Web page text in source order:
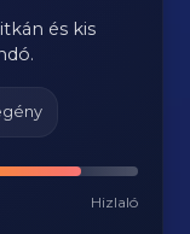
és kis
Hizlaló